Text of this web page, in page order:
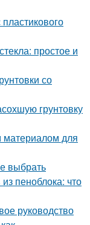
простое и
со
грунтовку
материалом для
выбрать
пеноблока: что
руководство